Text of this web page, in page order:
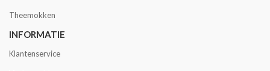
Theemokken
INFORMATIE
Klantenservice